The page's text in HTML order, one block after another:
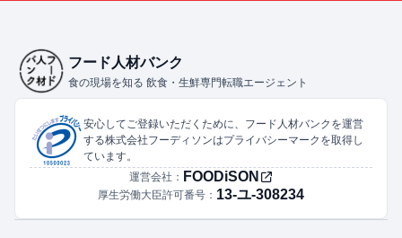
フード人材バンク
食の現場を知る 飲食・生鮮専門転職エージェント
安心してご登録いただくために、フード人材バンクを運営
する株式会社フーディソンはプライバシーマークを取得し
ています。
運営会社： FOODiSON
厚生労働大臣許可番号： 13-ユ-308234